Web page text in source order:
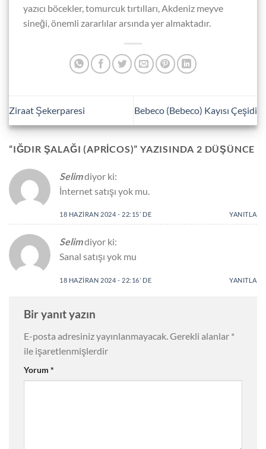
yazıcı böcekler, tomurcuk tırtılları, Akdeniz meyve
sineği, önemli zararlılar arsında yer almaktadır.
Ziraat Şekerparesi Bebeco (Bebeco) Kayısı Çeşidi
“IĞDIR ŞALAĞI (APRICOS)” YAZISINDA 2 DÜŞÜNCE
Selimdiyor ki:
İnternet satışı yok mu.
18 HAZIRAN 2024 - 22:15’ DE YANITLA
Selimdiyor ki:
Sanal satışı yok mu
18 HAZIRAN 2024 - 22:16’ DE YANITLA
Bir yanıt yazın
E-posta adresiniz yayınlanmayacak.Gerekli alanlar *
ile işaretlenmişlerdir
Yorum *